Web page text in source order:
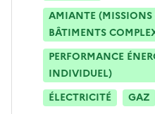
AMIANTE (MISSIONS
BÂTIMENTS
PERFORMANCE
INDIVIDUEL)
ÉLECTRICITÉ
GAZ